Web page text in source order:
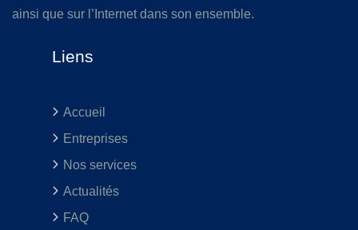
ainsi que sur l’Internet dans son ensemble.
Liens
Accueil
Entreprises
Nos services
Actualités
FAQ